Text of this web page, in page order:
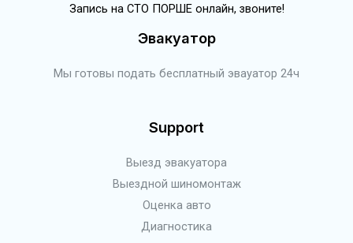
Запись на СТО ПОРШЕ онлайн, звоните!
Эвакуатор
Мы готовы подать бесплатный эвауатор 24ч
Support
Выезд эвакуатора
Выездной шиномонтаж
Оценка авто
Диагностика